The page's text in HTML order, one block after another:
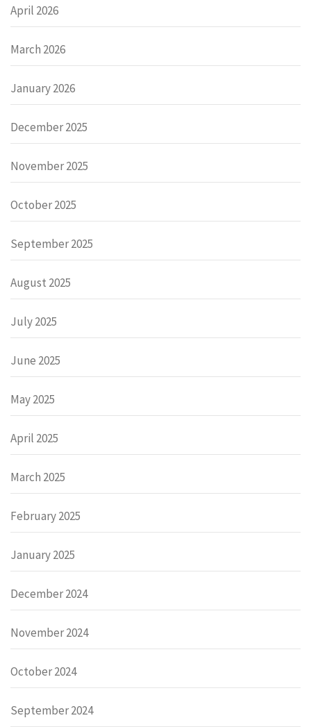
April 2026
March 2026
January 2026
December 2025
November 2025
October 2025
September 2025
August 2025
July 2025
June 2025
May 2025
April 2025
March 2025
February 2025
January 2025
December 2024
November 2024
October 2024
September 2024